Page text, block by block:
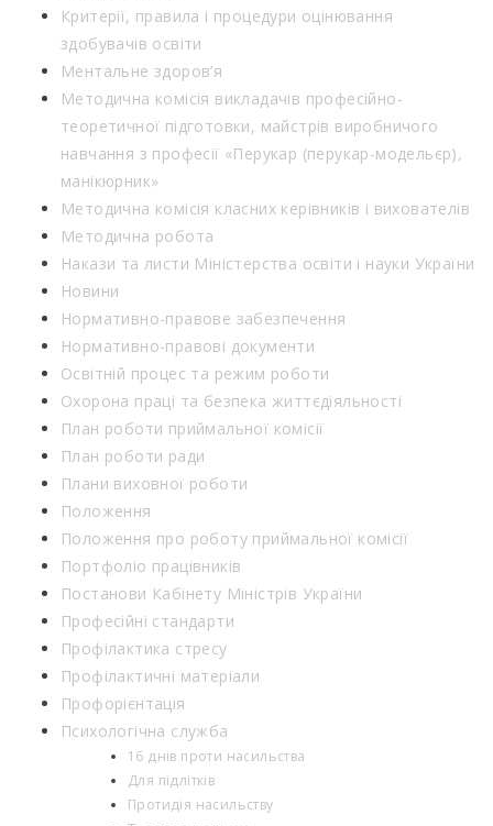
Критерії, правила і процедури оцінювання
здобувачів освіти
Ментальне здоров’я
Методична комісія викладачів професійно-
теоретичної підготовки, майстрів виробничого
навчання з професії «Перукар (перукар-модельєр),
манікюрник»
Методична комісія класних керівників і вихователів
Методична робота
Накази та листи Міністерства освіти і науки України
Новини
Нормативно-правове забезпечення
Нормативно-правові документи
Освітній процес та режим роботи
Охорона праці та безпека життєдіяльності
План роботи приймальної комісії
План роботи ради
Плани виховної роботи
Положення
Положення про роботу приймальної комісії
Портфоліо працівників
Постанови Кабінету Міністрів України
Професійні стандарти
Профілактика стресу
Профілактичні матеріали
Профорієнтація
Психологічна служба
16 днів проти насильства
Для підлітків
Протидія насильству